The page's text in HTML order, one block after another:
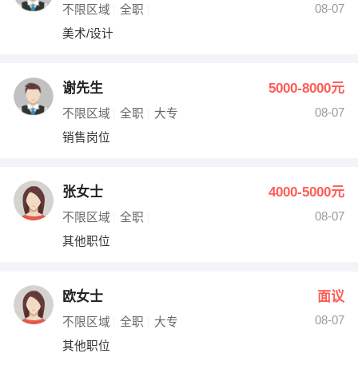
不限区域 全职
08-07
美术/设计
谢先生 5000-8000元
不限区域 全职 大专
08-07
销售岗位
张女士 4000-5000元
不限区域 全职
08-07
其他职位
欧女士 面议
不限区域 全职 大专
08-07
其他职位